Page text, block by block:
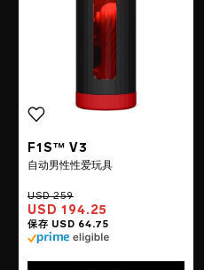
F1S™ V3
自动男性性爱玩具
USD 194.25